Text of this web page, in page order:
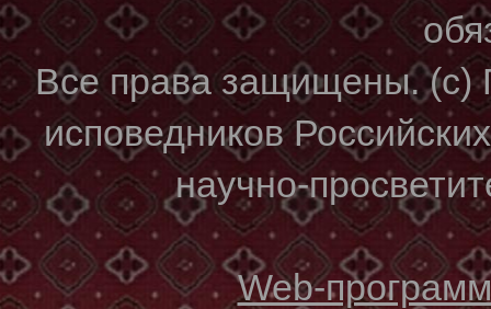
Все права защищены. (с)
исповедников
научно-
Web-